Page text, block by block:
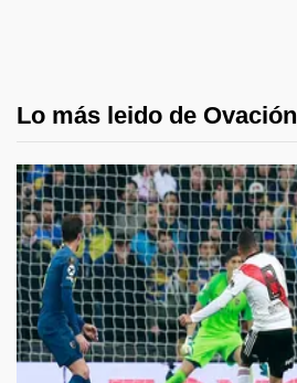
Lo más leido de Ovación